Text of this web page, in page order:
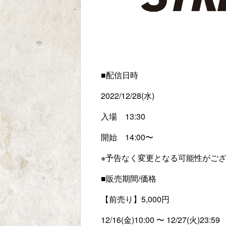
■配信日時
2022/12/28(水)
入場 13:30
開始 14:00〜
※予告なく変更となる可能性がご
■販売期間/価格
【前売り】5,000円
12/16(金)10:00 〜 12/27(火)23:59